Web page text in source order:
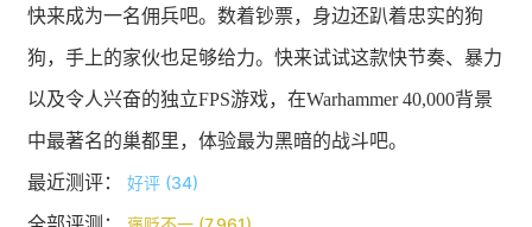
快来成为一名佣兵吧。数着钞票，身边还趴着忠实的狗
狗，手上的家伙也足够给力。快来试试这款快节奏、暴力
以及令人兴奋的独立FPS游戏，在Warhammer 40,000背景
中最著名的巢都里，体验最为黑暗的战斗吧。
最近测评： 好评 (34)